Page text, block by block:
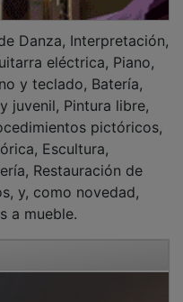
eléctrica, Piano,
y teclado, Batería,
Pintura libre,
pictóricos,
Escultura,
Restauración de
y, como novedad,
a mueble.